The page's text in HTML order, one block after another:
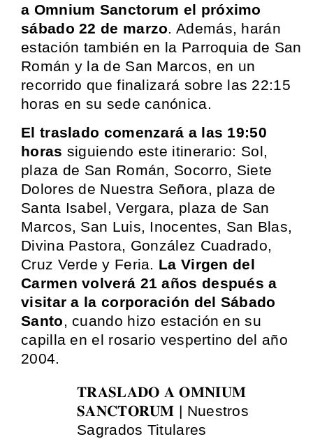
a Omnium Sanctorum el próximo
sábado 22 de marzo . Además, harán
estación también en la Parroquia de San
Román y la de San Marcos, en un
recorrido que finalizará sobre las 22:15
horas en su sede canónica.
El traslado comenzará a las 19:50
horas siguiendo este itinerario: Sol,
plaza de San Román, Socorro, Siete
Dolores de Nuestra Señora, plaza de
Santa Isabel, Vergara, plaza de San
Marcos, San Luis, Inocentes, San Blas,
Divina Pastora, González Cuadrado,
Cruz Verde y Feria. La Virgen del
Carmen volverá 21 años después a
visitar a la corporación del Sábado
Santo, cuando hizo estación en su
capilla en el rosario vespertino del año
2004.
𝐓𝐑𝐀𝐒𝐋𝐀𝐃𝐎 𝐀 𝐎𝐌𝐍𝐈𝐔𝐌
𝐒𝐀𝐍𝐂𝐓𝐎𝐑𝐔𝐌 | Nuestros
Sagrados Titulares